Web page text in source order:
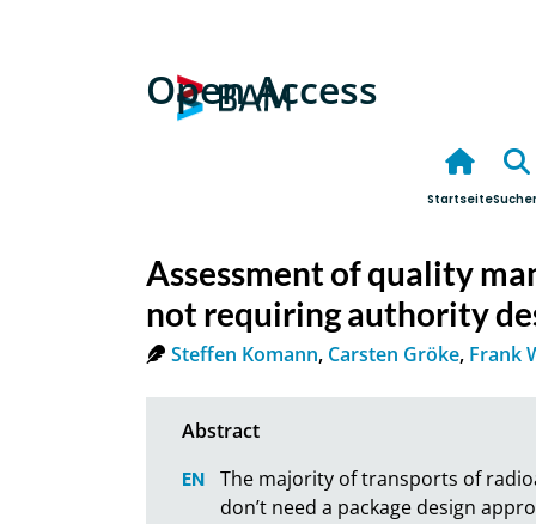
Open Access
Startseite
Assessment of quality
not requiring authority
Steffen Komann, Carsten Gröke, Frank
The majority of transports of
don’t need a package design